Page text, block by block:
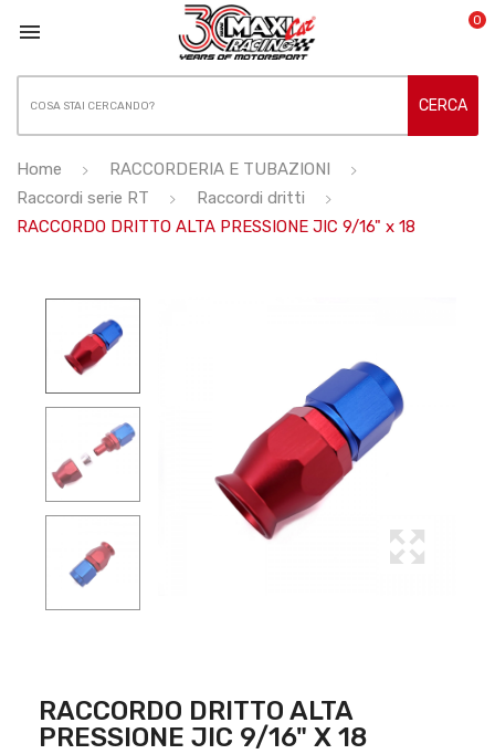
 0
CERCA
Home
RACCORDERIA E TUBAZIONI
Raccordi serie RT
Raccordi dritti
RACCORDO DRITTO ALTA PRESSIONE JIC 9/16" x 18
RACCORDO DRITTO ALTA
PRESSIONE JIC 9/16" X 18